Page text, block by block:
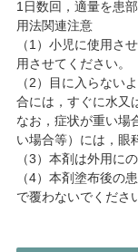
1日数回，適量を患
用法関連注意
（1）小児に使用さ
用させてください。
（2）目に入らない
合には，すぐに水又
なお，症状が重い場
い場合等）には，眼
（3）本剤は外用に
（4）本剤塗布後の
で覆わないでくださ